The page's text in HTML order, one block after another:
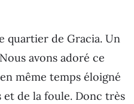
quartier de Gracia. Un
avons adoré ce
même temps éloigné
de la foule. Donc très